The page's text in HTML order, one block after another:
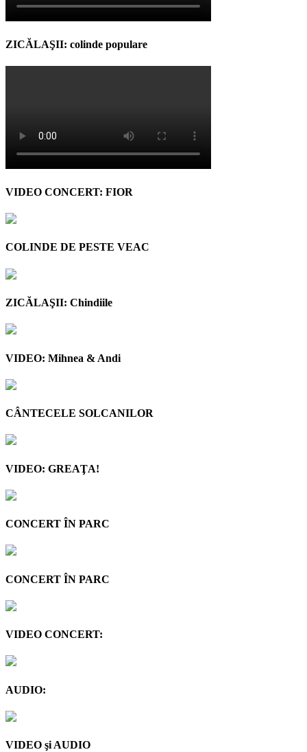
ZICĂLAŞII: colinde populare
VIDEO CONCERT: FIOR
COLINDE DE PESTE VEAC
ZICĂLAŞII: Chindiile
VIDEO: Mihnea & Andi
CÂNTECELE SOLCANILOR
VIDEO: GREAŢA!
CONCERT ÎN PARC
CONCERT ÎN PARC
VIDEO CONCERT:
AUDIO:
VIDEO şi AUDIO